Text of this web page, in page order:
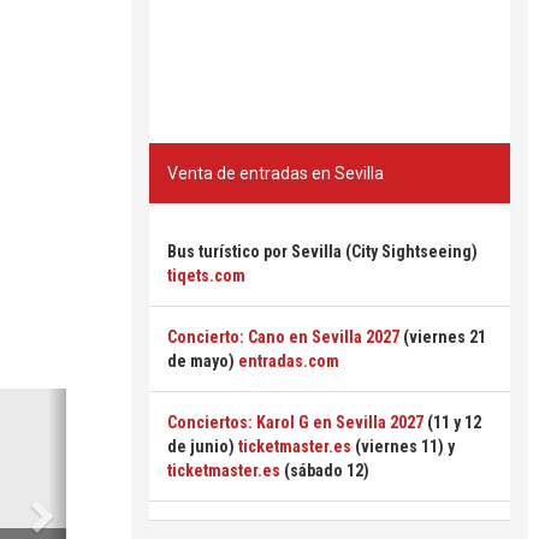
Venta de entradas en Sevilla
Bus turístico por Sevilla (City Sightseeing)
tiqets.com
Concierto: Cano en Sevilla 2027 (viernes 21
de mayo) entradas.com
Conciertos: Karol G en Sevilla 2027 (11 y 12
de junio) ticketmaster.es (viernes 11) y
ticketmaster.es (sábado 12)